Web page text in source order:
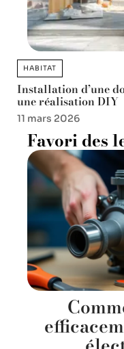
HABITAT
Installation d’une
une réalisation DIY
11 mars 2026
Favori des